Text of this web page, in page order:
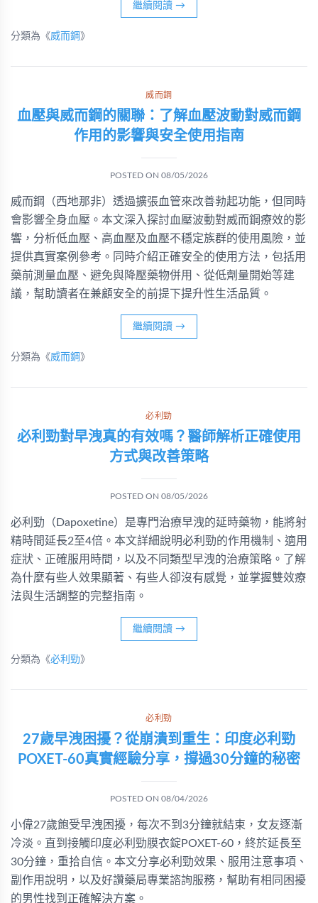
繼續閱讀 →
分類為《威而鋼 》
威而鋼
血壓與威而鋼的關聯：了解血壓波動對威而鋼
作用的影響與安全使用指南
POSTED ON 08/05/2026
威而鋼（西地那非）透過擴張血管來改善勃起功能，但同時
會影響全身血壓。本文深入探討血壓波動對威而鋼療效的影
響，分析低血壓、高血壓及血壓不穩定族群的使用風險，並
提供真實案例參考。同時介紹正確安全的使用方法，包括用
藥前測量血壓、避免與降壓藥物併用、從低劑量開始等建
議，幫助讀者在兼顧安全的前提下提升性生活品質。
繼續閱讀 →
分類為《威而鋼 》
必利勁
必利勁對早洩真的有效嗎？醫師解析正確使用
方式與改善策略
POSTED ON 08/05/2026
必利勁（Dapoxetine）是專門治療早洩的延時藥物，能將射
精時間延長2至4倍。本文詳細說明必利勁的作用機制、適用
症狀、正確服用時間，以及不同類型早洩的治療策略。了解
為什麼有些人效果顯著、有些人卻沒有感覺，並掌握雙效療
法與生活調整的完整指南。
繼續閱讀 →
分類為《必利勁》
必利勁
27歲早洩困擾？從崩潰到重生：印度必利勁
POXET-60真實經驗分享，撐過30分鐘的秘密
POSTED ON 08/04/2026
小偉27歲飽受早洩困擾，每次不到3分鐘就結束，女友逐漸
冷淡。直到接觸印度必利勁膜衣錠POXET-60，終於延長至
30分鐘，重拾自信。本文分享必利勁效果、服用注意事項、
副作用說明，以及好讚藥局專業諮詢服務，幫助有相同困擾
的男性找到正確解決方案。